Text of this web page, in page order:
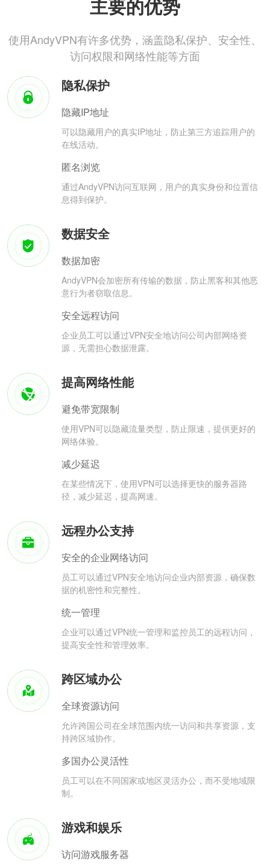
主要的优势
使用AndyVPN有许多优势，涵盖隐私保护、安全性、
访问权限和网络性能等方面
隐私保护
隐藏IP地址
可以隐藏用户的真实IP地址，防止第三方追踪用户的
在线活动。
匿名浏览
通过AndyVPN访问互联网，用户的真实身份和位置信
息得到保护。
数据安全
数据加密
AndyVPN会加密所有传输的数据，防止黑客和其他恶
意行为者窃取信息。
安全远程访问
企业员工可以通过VPN安全地访问公司内部网络资
源，无需担心数据泄露。
提高网络性能
避免带宽限制
使用VPN可以隐藏流量类型，防止限速，提供更好的
网络体验。
减少延迟
在某些情况下，使用VPN可以选择更快的服务器路
径，减少延迟，提高网速。
远程办公支持
安全的企业网络访问
员工可以通过VPN安全地访问企业内部资源，确保数
据的机密性和完整性。
统一管理
企业可以通过VPN统一管理和监控员工的远程访问，
提高安全性和管理效率。
跨区域办公
全球资源访问
允许跨国公司在全球范围内统一访问和共享资源，支
持跨区域协作。
多国办公灵活性
员工可以在不同国家或地区灵活办公，而不受地域限
制。
游戏和娱乐
访问游戏服务器